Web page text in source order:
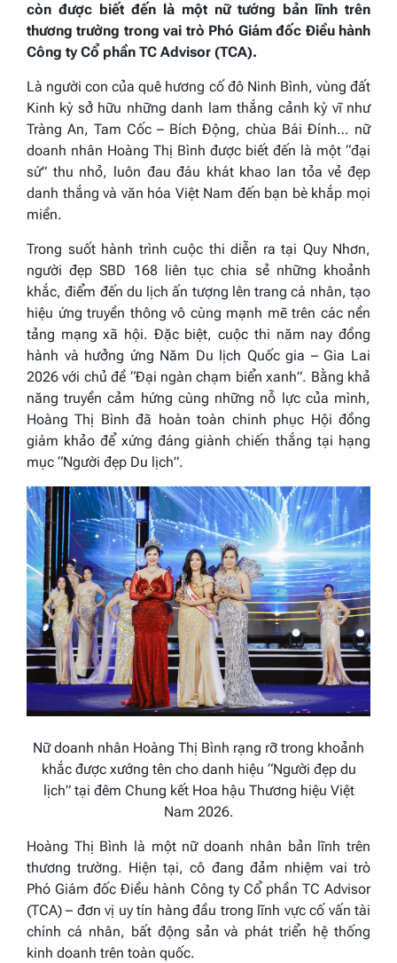
còn được biết đến là một nữ tướng bản lĩnh trên
thương trường trong vai trò Phó Giám đốc Điều hành
Công ty Cổ phần TC Advisor (TCA).
Là người con của quê hương cố đô Ninh Bình, vùng đất
Kinh kỳ sở hữu những danh lam thắng cảnh kỳ vĩ như
Tràng An, Tam Cốc – Bích Động, chùa Bái Đính… nữ
doanh nhân Hoàng Thị Bình được biết đến là một “đại
sứ” thu nhỏ, luôn đau đáu khát khao lan tỏa vẻ đẹp
danh thắng và văn hóa Việt Nam đến bạn bè khắp mọi
miền.
Trong suốt hành trình cuộc thi diễn ra tại Quy Nhơn,
người đẹp SBD 168 liên tục chia sẻ những khoảnh
khắc, điểm đến du lịch ấn tượng lên trang cá nhân, tạo
hiệu ứng truyền thông vô cùng mạnh mẽ trên các nền
tảng mạng xã hội. Đặc biệt, cuộc thi năm nay đồng
hành và hưởng ứng Năm Du lịch Quốc gia – Gia Lai
2026 với chủ đề “Đại ngàn chạm biển xanh”. Bằng khả
năng truyền cảm hứng cùng những nỗ lực của mình,
Hoàng Thị Bình đã hoàn toàn chinh phục Hội đồng
giám khảo để xứng đáng giành chiến thắng tại hạng
mục “Người đẹp Du lịch”.
Nữ doanh nhân Hoàng Thị Bình rạng rỡ trong khoảnh
khắc được xướng tên cho danh hiệu “Người đẹp du
lịch” tại đêm Chung kết Hoa hậu Thương hiệu Việt
Nam 2026.
Hoàng Thị Bình là một nữ doanh nhân bản lĩnh trên
thương trường. Hiện tại, cô đang đảm nhiệm vai trò
Phó Giám đốc Điều hành Công ty Cổ phần TC Advisor
(TCA) – đơn vị uy tín hàng đầu trong lĩnh vực cố vấn tài
chính cá nhân, bất động sản và phát triển hệ thống
kinh doanh trên toàn quốc.